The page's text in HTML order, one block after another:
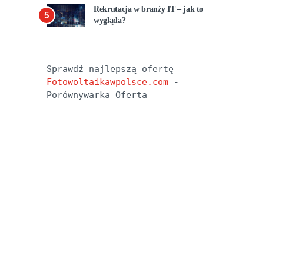
5
Rekrutacja w branży IT – jak to
wygląda?
Fotowoltaikawpolsce.com -
Porównywarka Oferta